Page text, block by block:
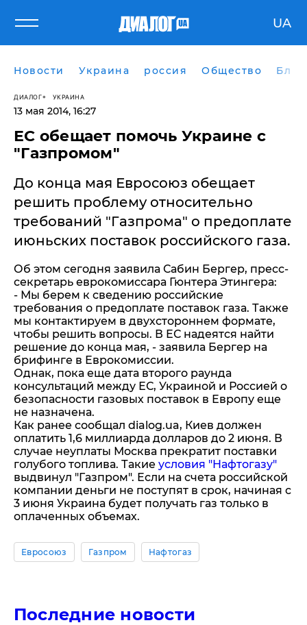
UA
Новости Украина россия Общество
ДИАЛОГ УКРАИНА
13 мая 2014, 16:27
ЕС обещает помочь Украине с
"Газпромом"
До конца мая Евросоюз обещает
решить проблему относительно
требований "Газпрома" о предоплате
июньских поставок российского газа.
Об этом сегодня заявила Сабин Бергер, пресс-
секретарь еврокомиссара Гюнтера Этингера:
- Мы берем к сведению российские
требования о предоплате поставок газа. Также
мы контактируем в двухстороннем формате,
чтобы решить вопросы. В ЕС надеятся найти
решение до конца мая, - заявила Бергер на
брифинге в Еврокомиссии.
Однак, пока еще дата второго раунда
консультаций между ЕС, Украиной и Россией о
безопасности газовых поставок в Европу еще
не назначена.
Как ранее сообщал dialog.ua, Киев должен
оплатить 1,6 миллиарда долларов до 2 июня. В
случае неуплаты Москва прекратит поставки
голубого топлива. Такие условия "Нафтогазу"
выдвинул "Газпром". Если на счета российской
компании деньги не поступят в срок, начиная с
3 июня Украина будет получать газ только в
оплаченных объемах.
Евросоюз Газпром Нафтогаз
Последние новости